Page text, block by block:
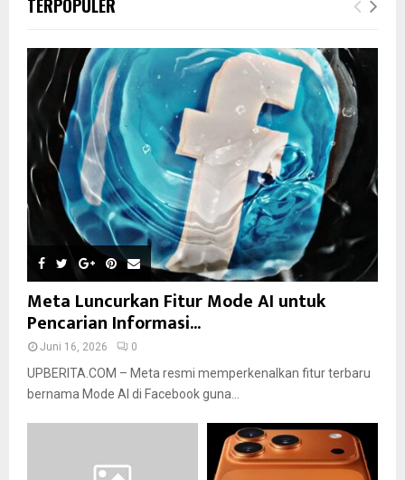
TERPOPULER
Meta Luncurkan Fitur Mode AI untuk
Pencarian Informasi...
Juni 16, 2026 0
UPBERITA.COM – Meta resmi memperkenalkan fitur terbaru
bernama Mode AI di Facebook guna...